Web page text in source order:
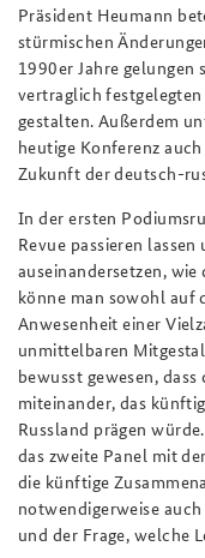
Präsident Heumann
stürmischen
1990er Jahre gelungen
vertraglich
gestalten. Außerdem
heutige Konferenz
Zukunft der deutsch-
In der ersten
Revue passieren
auseinandersetzen,
könne man sowohl auf
Anwesenheit einer
unmittelbaren
bewusst gewesen,
miteinander, das
Russland prägen
das zweite Panel mit
die künftige
notwendigerweise
und der Frage, welche